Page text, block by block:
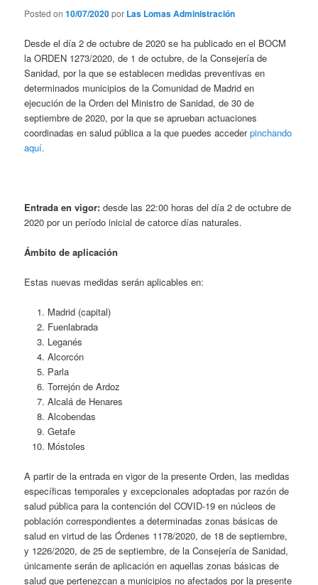
Posted on10/07/2020por Las Lomas Administración
Desde el día 2 de octubre de 2020 se ha publicado en el BOCM
la ORDEN 1273/2020, de 1 de octubre, de la Consejería de
Sanidad, por la que se establecen medidas preventivas en
determinados municipios de la Comunidad de Madrid en
ejecución de la Orden del Ministro de Sanidad, de 30 de
septiembre de 2020, por la que se aprueban actuaciones
coordinadas en salud pública a la que puedes accederpinchando
aquí.
Entrada en vigor: desde las 22:00 horas del día 2 de octubre de
2020 por un período inicial de catorce días naturales.
Ámbito de aplicación
Estas nuevas medidas serán aplicables en:
Madrid (capital)
Fuenlabrada
Leganés
Alcorcón
Parla
Torrejón de Ardoz
Alcalá de Henares
Alcobendas
Getafe
Móstoles
A partir de la entrada en vigor de la presente Orden, las medidas
específicas temporales y excepcionales adoptadas por razón de
salud pública para la contención del COVID-19 en núcleos de
población correspondientes a determinadas zonas básicas de
salud en virtud de las Órdenes 1178/2020, de 18 de septiembre,
y 1226/2020, de 25 de septiembre, de la Consejería de Sanidad,
únicamente serán de aplicación en aquellas zonas básicas de
salud que pertenezcan a municipios no afectados por la presente